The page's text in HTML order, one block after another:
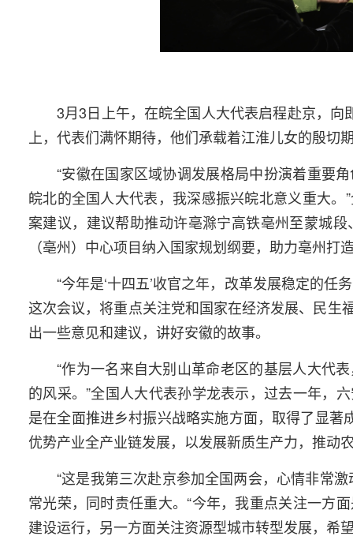
3月3日上午，在皖全国人大代表启程赴京，向
上，代表们满怀期待，他们承载着江淮儿女的殷
“安徽在国家区域协调发展格局中扮演着重要
皖北的全国人大代表，我深感振兴皖北意义重大
案建议，建议帮助推动许亳滁宁高铁亳州至蒙城
（亳州）中心项目纳入国家规划纲要，助力亳州
“今年是‘十四五’收官之年，改革发展稳定的
这次会议，将重点关注党和国家在经济发展、民生
出一些意见和建议，讲好安徽的故事。
“作为一名来自大别山革命老区的基层人大代
的风采。”全国人大代表孙学龙表示，过去一年，
是在全面推进乡村振兴战略实施方面，取得了显著
优势产业全产业链发展，以发展新质生产力，推
“这是我第三次赴京参加全国两会，心情非常
常光荣，同时责任重大。“今年，我重点关注一方
建设运行，另一方面关注资源型城市转型发展，